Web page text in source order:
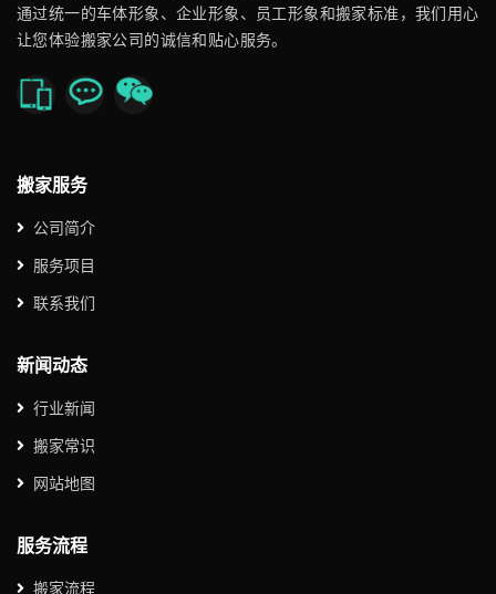
通过统一的车体形象、企业形象、员工形象和搬家标准，我们用心
让您体验搬家公司的诚信和贴心服务。
搬家服务
公司简介
服务项目
联系我们
新闻动态
行业新闻
搬家常识
网站地图
服务流程
搬家流程